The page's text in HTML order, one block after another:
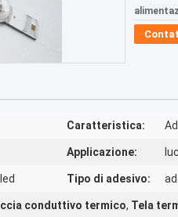
Caratteristica:
Applicazione:
Tipo di adesivo:
conduttivo termico, Tela